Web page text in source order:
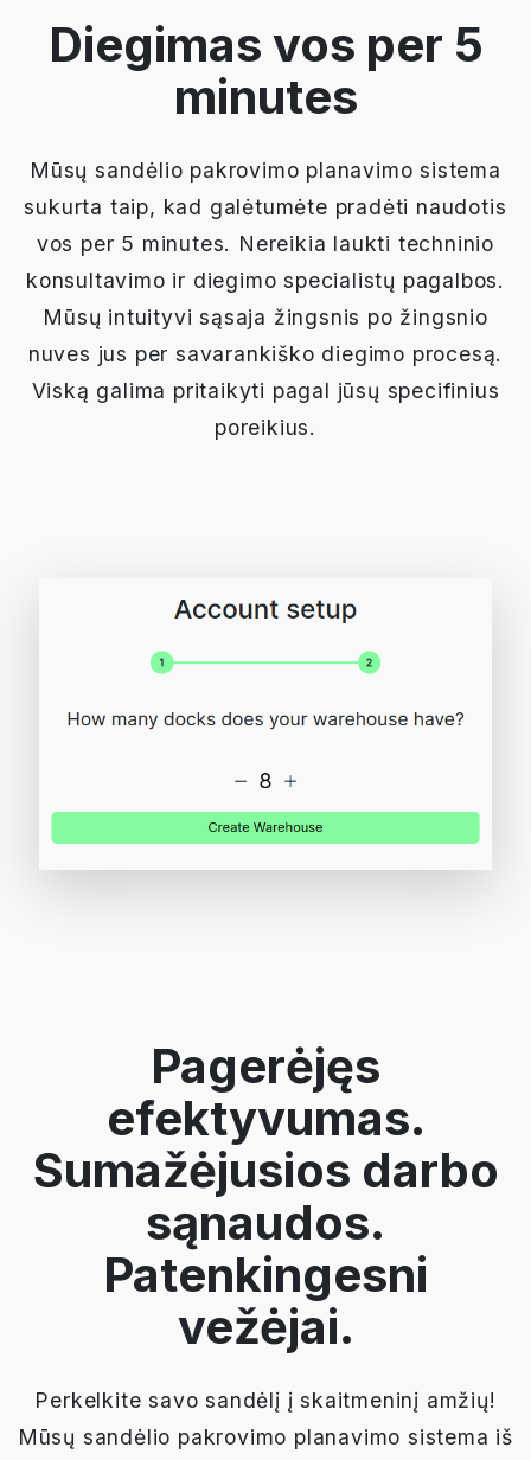
Diegimas vos per 5
minutes
Mūsų sandėlio pakrovimo planavimo sistema
sukurta taip, kad galėtumėte pradėti naudotis
vos per 5 minutes. Nereikia laukti techninio
konsultavimo ir diegimo specialistų pagalbos.
Mūsų intuityvi sąsaja žingsnis po žingsnio
nuves jus per savarankiško diegimo procesą.
Viską galima pritaikyti pagal jūsų specifinius
poreikius.
Pagerėjęs
efektyvumas.
Sumažėjusios darbo
sąnaudos.
Patenkingesni
vežėjai.
Perkelkite savo sandėlį į skaitmeninį amžių!
Mūsų sandėlio pakrovimo planavimo sistema iš